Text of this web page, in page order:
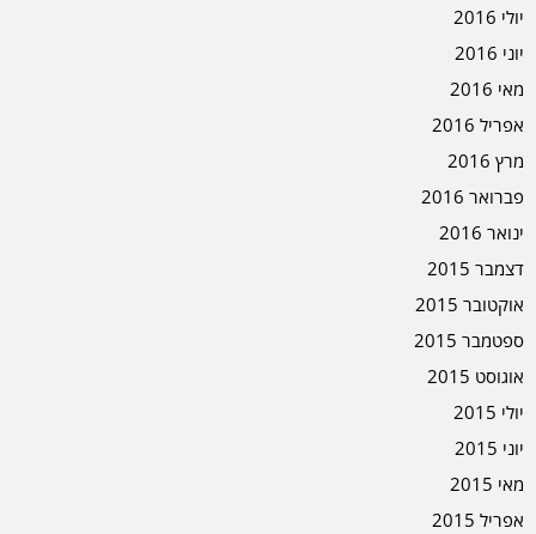
יולי 2016
יוני 2016
מאי 2016
אפריל 2016
מרץ 2016
פברואר 2016
ינואר 2016
דצמבר 2015
אוקטובר 2015
ספטמבר 2015
אוגוסט 2015
יולי 2015
יוני 2015
מאי 2015
אפריל 2015